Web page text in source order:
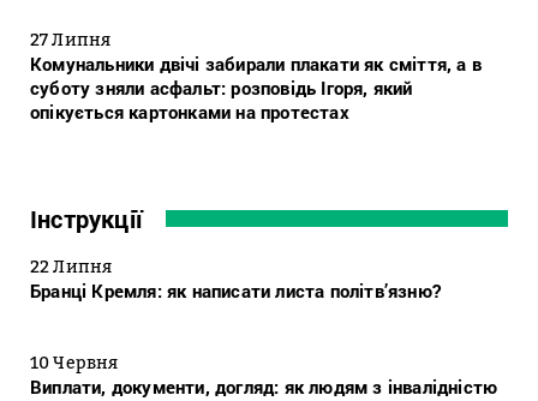
27 Липня
Комунальники двічі забирали плакати як сміття, а в
суботу зняли асфальт: розповідь Ігоря, який
опікується картонками на протестах
Інструкції
22 Липня
Бранці Кремля: як написати листа політв’язню?
10 Червня
Виплати, документи, догляд: як людям з інвалідністю